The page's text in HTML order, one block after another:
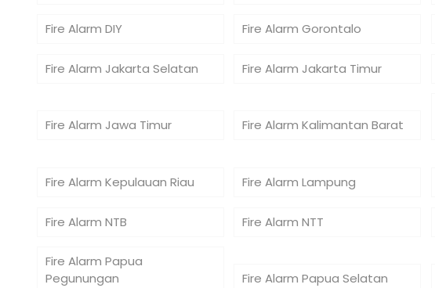
Fire Alarm DIY Fire Alarm Gorontalo
Fire Alarm Jakarta Selatan Fire Alarm Jakarta Timur
Fire Alarm Jawa Timur Fire Alarm Kalimantan Barat
Fire Alarm Kepulauan Riau Fire Alarm Lampung
Fire Alarm NTB Fire Alarm NTT
Fire Alarm Papua
Pegunungan
Fire Alarm Papua Selatan